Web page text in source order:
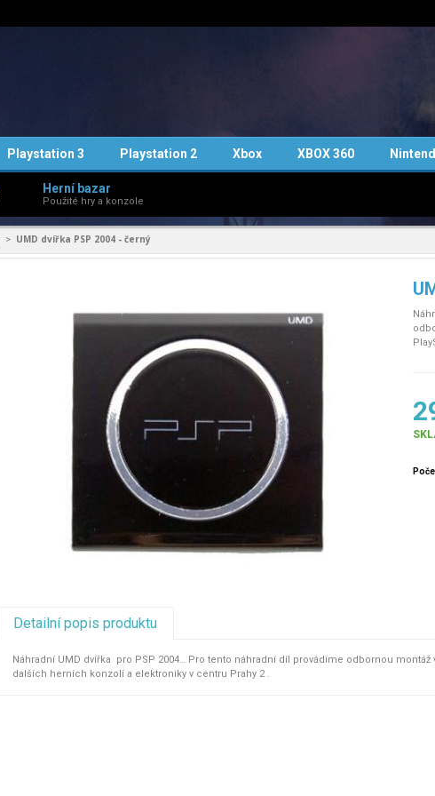
Playstation 3 Playstation 2 Xbox XBOX 360
Herní bazar
Použité hry a konzole
> UMD dvířka PSP 2004 - černý
Detailní popis produktu
Náhradní UMD dvířka pro PSP 2004… Pro tento náhradní díl provádíme odbornou
dalších herních konzolí a elektroniky v centru Prahy 2 .